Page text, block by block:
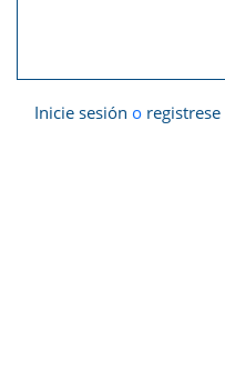
Inicie sesión o registrese